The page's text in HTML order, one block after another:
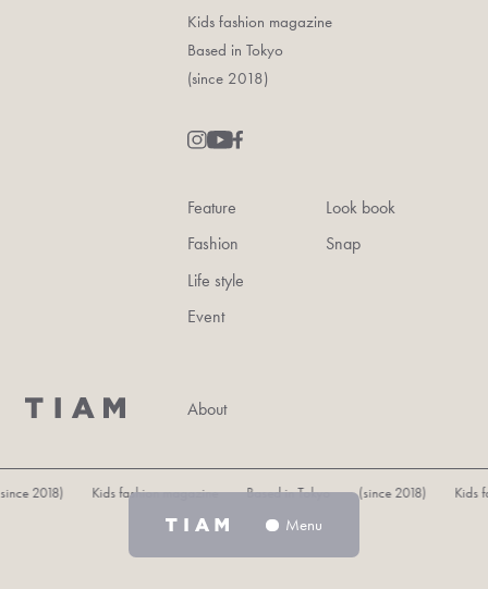
Kids fashion magazine
Based in Tokyo
(since 2018)
Feature
Fashion
Life style
Event
Look book
Snap
About
Kids fashion magazine Based in Tokyo (since 2018) Kids fashion